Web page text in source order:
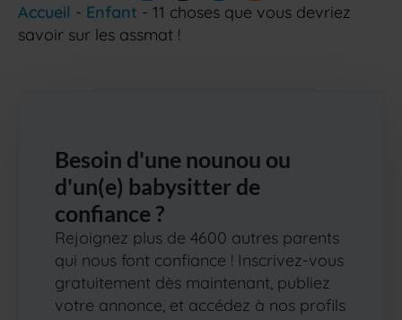
Accueil - Enfant - 11 choses que vous devriez
savoir sur les assmat !
Besoin d'une nounou ou
d'un(e) babysitter de
confiance ?
Rejoignez plus de 4600 autres parents
qui nous font confiance ! Inscrivez-vous
gratuitement dès maintenant, publiez
votre annonce, et accédez à nos profils